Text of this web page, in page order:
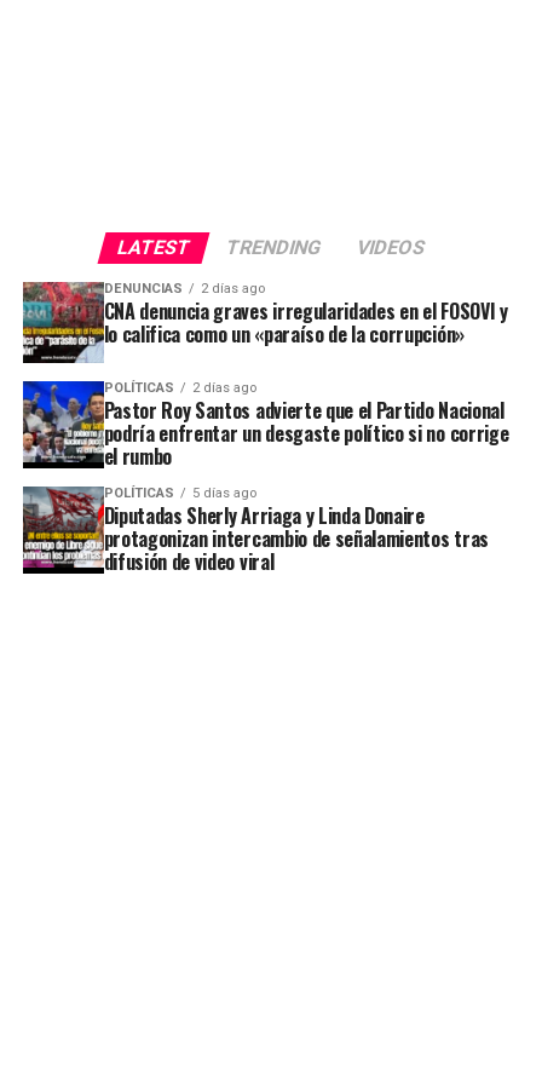
LATEST TRENDING VIDEOS
DENUNCIAS 2 días ago
CNA denuncia graves irregularidades en el FOSOVI y
lo califica como un «paraíso de la corrupción»
POLÍTICAS 2 días ago
Pastor Roy Santos advierte que el Partido Nacional
podría enfrentar un desgaste político si no corrige
el rumbo
POLÍTICAS 5 días ago
Diputadas Sherly Arriaga y Linda Donaire
protagonizan intercambio de señalamientos tras
difusión de video viral